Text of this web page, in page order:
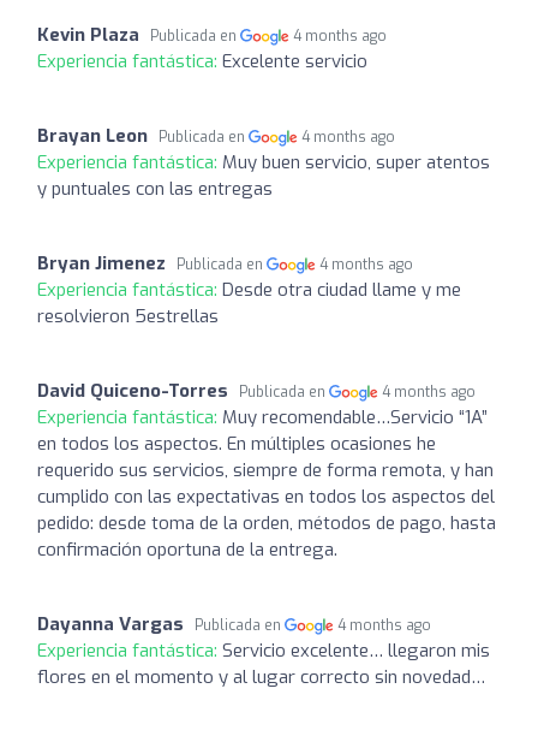
Kevin Plaza Publicada en 4 months ago
Experiencia fantástica: Excelente servicio
Brayan Leon Publicada en 4 months ago
Experiencia fantástica: Muy buen servicio, super atentos
y puntuales con las entregas
Bryan Jimenez Publicada en 4 months ago
Experiencia fantástica: Desde otra ciudad llame y me
resolvieron 5estrellas
David Quiceno-Torres Publicada en 4 months ago
Experiencia fantástica: Muy recomendable…Servicio “1A”
en todos los aspectos. En múltiples ocasiones he
requerido sus servicios, siempre de forma remota, y han
cumplido con las expectativas en todos los aspectos del
pedido: desde toma de la orden, métodos de pago, hasta
confirmación oportuna de la entrega.
Dayanna Vargas Publicada en 4 months ago
Experiencia fantástica: Servicio excelente… llegaron mis
flores en el momento y al lugar correcto sin novedad…